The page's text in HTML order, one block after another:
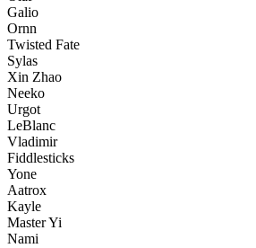
Galio
Ornn
Twisted Fate
Sylas
Xin Zhao
Neeko
Urgot
LeBlanc
Vladimir
Fiddlesticks
Yone
Aatrox
Kayle
Master Yi
Nami